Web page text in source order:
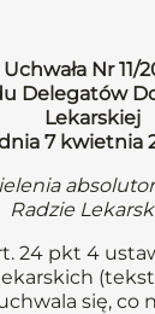
Uchwała Nr 11/
Delegatów
Lekarskiej
7 kwietnia
Radzie
24 pkt 4
się, co